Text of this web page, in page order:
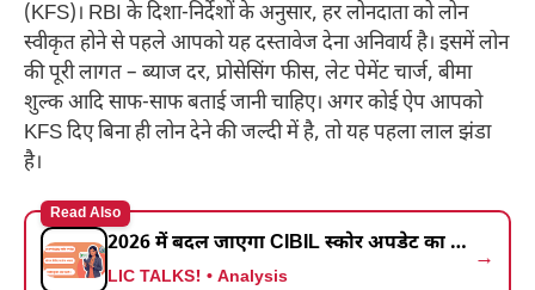
(KFS)। RBI के दिशा-निर्देशों के अनुसार, हर लोनदाता को लोन
स्वीकृत होने से पहले आपको यह दस्तावेज देना अनिवार्य है। इसमें लोन
की पूरी लागत – ब्याज दर, प्रोसेसिंग फीस, लेट पेमेंट चार्ज, बीमा
शुल्क आदि साफ-साफ बताई जानी चाहिए। अगर कोई ऐप आपको
KFS दिए बिना ही लोन देने की जल्दी में है, तो यह पहला लाल झंडा
है।
Read Also
2026 में बदल जाएगा CIBIL स्कोर अपडेट का नियम! RBI की नई ‘साप्ताहिक क्रेडिट रिपोर्ट’ से जानें कैसे मिलेगा हर हफ्ते अपडेट
LIC TALKS! • Analysis
→